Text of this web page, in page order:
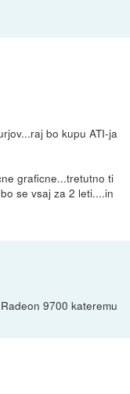
bo kupu ATI-ja
graficne...tretutno ti
se vsaj za 2 leti....in
9700 kateremu